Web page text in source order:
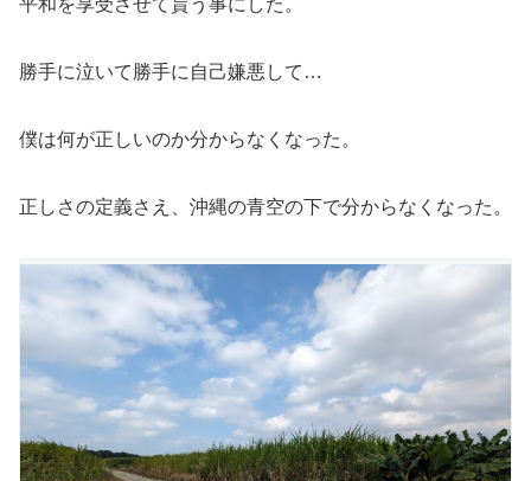
平和を享受させて貰う事にした。
勝手に泣いて勝手に自己嫌悪して…
僕は何が正しいのか分からなくなった。
正しさの定義さえ、沖縄の青空の下で分からなくなった。